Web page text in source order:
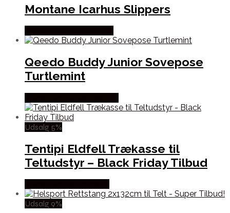
Montane Icarhus Slippers
Qeedo Buddy Junior Sovepose
Turtlemint
Udsalg 5%
Tentipi Eldfell Trækasse til
Teltudstyr – Black Friday Tilbud
Udsalg 9%